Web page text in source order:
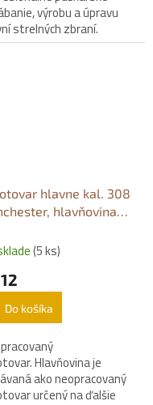
výrobu a úpravu
strelných zbraní.
hlavne kal. 308
hlavňovina
(5 ks)
Do košíka
Hlavňovina je
ako neopracovaný
určený na ďalšie